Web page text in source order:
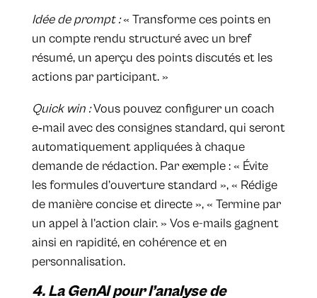
Idée de prompt :« Transforme ces points en
un compte rendu structuré avec un bref
résumé, un aperçu des points discutés et les
actions par participant. »
Quick win :Vous pouvez configurer un coach
e‑mail avec des consignes standard, qui seront
automatiquement appliquées à chaque
demande de rédaction. Par exemple : « Évite
les formules d’ouverture standard », « Rédige
de manière concise et directe », « Termine par
un appel à l’action clair. » Vos e-mails gagnent
ainsi en rapidité, en cohérence et en
personnalisation.
4. La GenAI pour l’analyse de